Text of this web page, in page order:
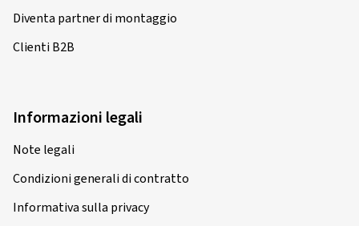
Diventa partner di montaggio
Clienti B2B
Informazioni legali
Note legali
Condizioni generali di contratto
Informativa sulla privacy